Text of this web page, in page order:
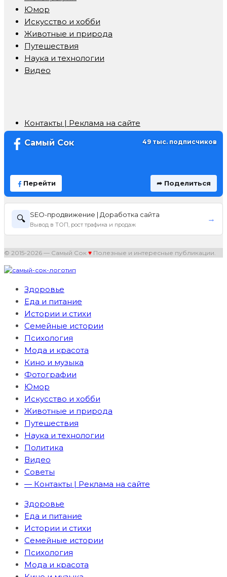
Юмор
Искусство и хобби
Животные и природа
Путешествия
Наука и технологии
Видео
Контакты | Реклама на сайте
Самый Сок 49 тыс. подписчиков
Перейти ➦ Поделиться
🔍 SEO-продвижение | Доработка сайта
Вывод в ТОП, рост трафика и продаж
→
© 2015-2026 — Самый Сок ♥ Полезные и интересные публикации.
Здоровье
Еда и питание
Истории и стихи
Семейные истории
Психология
Мода и красота
Кино и музыка
Фотографии
Юмор
Искусство и хобби
Животные и природа
Путешествия
Наука и технологии
Политика
Видео
Советы
— Контакты | Реклама на сайте
Здоровье
Еда и питание
Истории и стихи
Семейные истории
Психология
Мода и красота